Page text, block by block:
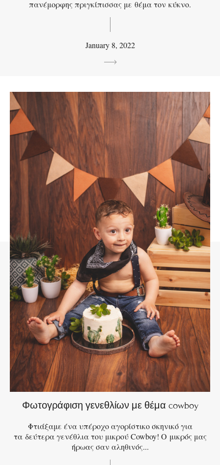
πανέμορφης πριγκίπισσας με θέμα τον κύκνο.
January 8, 2022
Φωτογράφιση γενεθλίων με θέμα cowboy
Φτιάξαμε ένα υπέροχο αγορίστικο σκηνικό για
τα δεύτερα γενέθλια του μικρού Cowboy! Ο μικρός μας
ήρωας σαν αληθινός...